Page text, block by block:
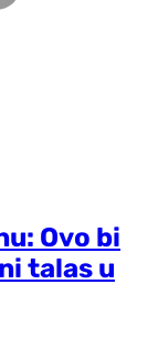
Ovo bi
talas u